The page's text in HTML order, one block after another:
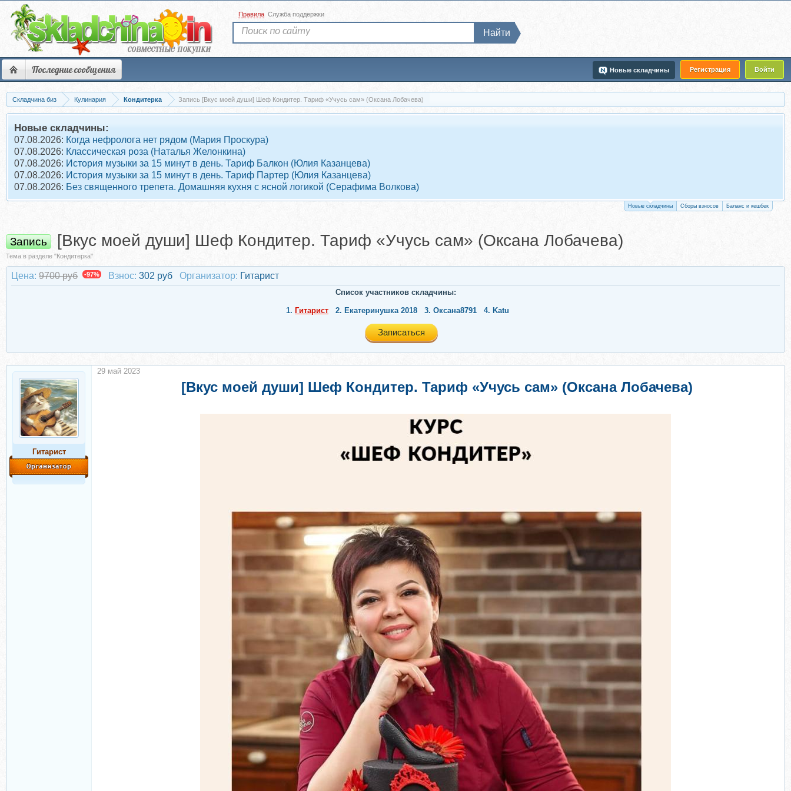
Последние сообщения Регистрация Войти
Новые складчины
Правила Служба поддержки
Найти
Складчина биз Кулинария Кондитерка Запись [Вкус моей души] Шеф Кондитер. Тариф «Учусь сам» (Оксана Лобачева)
Новые складчины:
07.08.2026: Когда нефролога нет рядом (Мария Проскура)
07.08.2026: Классическая роза (Наталья Желонкина)
07.08.2026: История музыки за 15 минут в день. Тариф Балкон (Юлия Казанцева)
07.08.2026: История музыки за 15 минут в день. Тариф Партер (Юлия Казанцева)
07.08.2026: Без священного трепета. Домашняя кухня с ясной логикой (Серафима Волкова)
Новые складчины Сборы взносов Баланс и кешбек
Запись [Вкус моей души] Шеф Кондитер. Тариф «Учусь сам» (Оксана Лобачева)
Тема в разделе "Кондитерка"
Цена: 9700 руб -97% Взнос: 302 руб Организатор: Гитарист
Список участников складчины:
1. Гитарист 2. Екатеринушка 2018 3. Оксана8791 4. Katu
Записаться
Гитарист
[Вкус моей души] Шеф Кондитер. Тариф «Учусь сам» (Оксана Лобачева)
29 май 2023